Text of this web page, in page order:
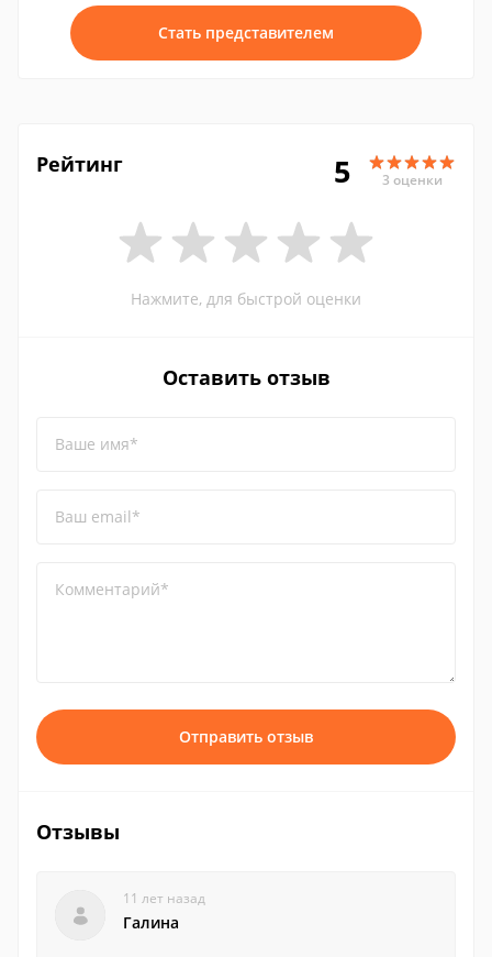
Стать представителем
Рейтинг 5 3 оценки
Нажмите, для быстрой оценки
Оставить отзыв
Ваше имя*
Ваш email*
Комментарий*
Отправить отзыв
Отзывы
11 лет назад
Галина